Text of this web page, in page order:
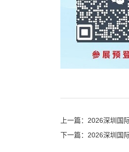
上一篇： 2026深圳国
下一篇： 2026深圳国